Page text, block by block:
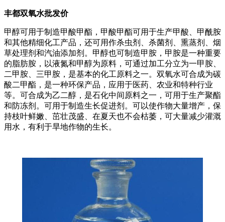
丰都双氧水批发价
甲醇可用于制造甲酸甲酯，甲酸甲酯可用于生产甲酸、甲酰胺
和其他精细化工产品，还可用作杀虫剂、杀菌剂、熏蒸剂、烟
草处理剂和汽油添加剂。甲醇也可制造甲胺，甲胺是一种重要
的脂肪胺，以液氮和甲醇为原料，可通过加工分立为一甲胺、
二甲胺、三甲胺，是基本的化工原料之一。双氧水可合成为碳
酸二甲酯，是一种环保产品，应用于医药、农业和特种行业
等。可合成为乙二醇，是石化中间原料之一，可用于生产聚酯
和防冻剂。可用于制造生长促进剂。可以使作物大量增产，保
持枝叶鲜嫩、茁壮茂盛、在夏天也不会枯萎，可大量减少灌溉
用水，有利于旱地作物的生长。